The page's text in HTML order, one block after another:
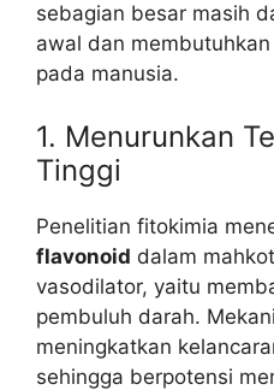
sebagian besar masih
awal dan
pada manusia.
1. Menurunkan
Tinggi
Penelitian fitokimia
flavonoid dalam
vasodilator, yaitu
pembuluh darah.
meningkatkan
sehingga berpotensi